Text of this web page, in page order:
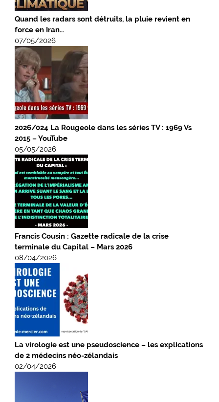
Quand les radars sont détruits, la pluie revient en
force en Iran…
07/05/2026
2026/024 La Rougeole dans les séries TV : 1969 Vs
2015 – YouTube
05/05/2026
Francis Cousin : Gazette radicale de la crise
terminale du Capital – Mars 2026
08/04/2026
La virologie est une pseudoscience – les explications
de 2 médecins néo-zélandais
02/04/2026